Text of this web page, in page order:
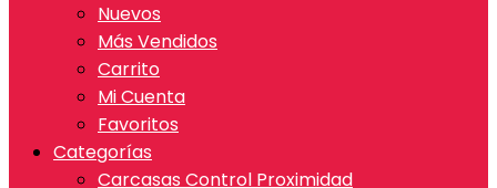
Nuevos
Más Vendidos
Carrito
Mi Cuenta
Favoritos
Categorías
Carcasas Control Proximidad